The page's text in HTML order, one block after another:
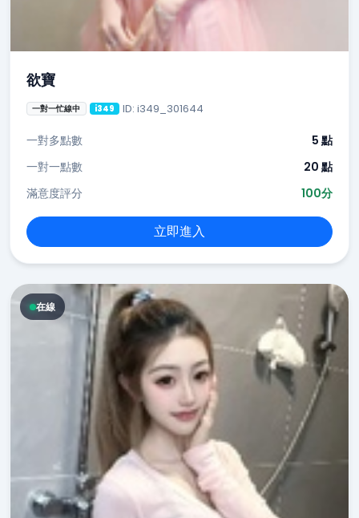
欲寶
一對一忙線中 i349 ID: i349_301644
一對多點數
5 點
一對一點數
20 點
滿意度評分
100分
立即進入
在線